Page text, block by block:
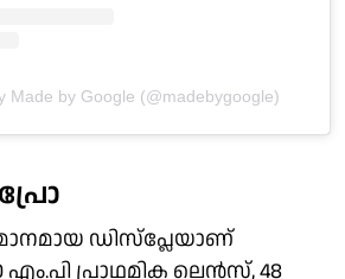
Made by Google (@madebygoogle)
ഡിസ്‌പ്ലേയാണ്
പ്രാഥമിക ലെന്‍സ്, 48